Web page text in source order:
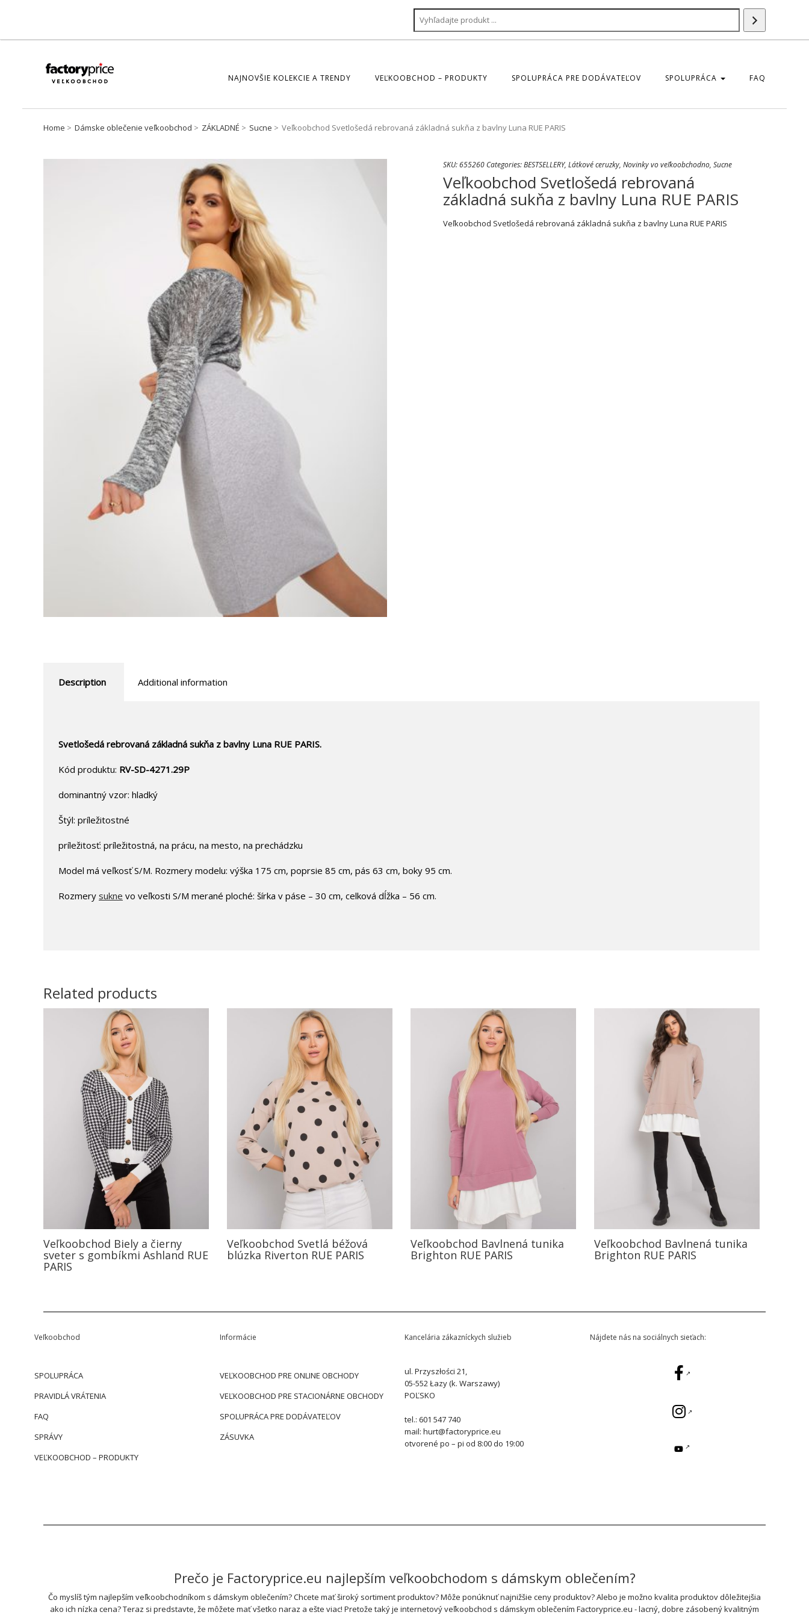
produktu
NAJNOVŠIE KOLEKCIE A TRENDY VEĽKOOBCHOD – PRODUKTY SPOLUPRÁCA PRE DODÁVATEĽOV SPOLUPRÁCA FAQ
Home Dámske oblečenie veľkoobchod ZÁKLADNÉ Sucne Veľkoobchod Svetlošedá rebrovaná základná sukňa z bavlny Luna RUE PARIS
SKU:655260 Categories:BESTSELLERY, Látkové ceruzky, Novinky vo veľkoobchodno, Sucne
Veľkoobchod Svetlošedá rebrovaná
základná sukňa z bavlny Luna RUE PARIS
Veľkoobchod Svetlošedá rebrovaná základná sukňa z bavlny Luna RUE PARIS
Description Additional information
Svetlošedá rebrovaná základná sukňa z bavlny Luna RUE PARIS.
Kód produktu: RV-SD-4271.29P
dominantný vzor: hladký
Štýl: príležitostné
príležitosť: príležitostná, na prácu, na mesto, na prechádzku
Model má veľkosť S/M. Rozmery modelu: výška 175 cm, poprsie 85 cm, pás 63 cm, boky 95 cm.
Rozmery sukne vo veľkosti S/M merané ploché: šírka v páse – 30 cm, celková dĺžka – 56 cm.
Related products
Veľkoobchod Biely a čierny
sveter s gombíkmi Ashland RUE
PARIS
Veľkoobchod Svetlá béžová
blúzka Riverton RUE PARIS
Veľkoobchod Bavlnená tunika
Brighton RUE PARIS
Veľkoobchod Bavlnená tunika
Brighton RUE PARIS
Veľkoobchod
SPOLUPRÁCA
PRAVIDLÁ VRÁTENIA
FAQ
SPRÁVY
VEĽKOOBCHOD – PRODUKTY
Informácie
VEĽKOOBCHOD PRE ONLINE OBCHODY
VEĽKOOBCHOD PRE STACIONÁRNE OBCHODY
SPOLUPRÁCA PRE DODÁVATEĽOV
ZÁSUVKA
Kancelária zákazníckych služieb
ul. Przyszłości 21,
05-552 Łazy (k. Warszawy)
POĽSKO
tel.: 601 547 740
mail: hurt@factoryprice.eu
otvorené po – pi od 8:00 do 19:00
Nájdete nás na sociálnych sieťach:
Prečo je Factoryprice.eu najlepším veľkoobchodom s dámskym oblečením?
Čo myslíš tým najlepším veľkoobchodníkom s dámskym oblečením? Chcete mať široký sortiment produktov? Môže ponúknuť najnižšie ceny produktov? Alebo je možno kvalita produktov dôležitejšia
ako ich nízka cena? Teraz si predstavte, že môžete mať všetko naraz a ešte viac! Pretože taký je internetový veľkoobchod s dámskym oblečením Factoryprice.eu - lacný, dobre zásobený kvalitným